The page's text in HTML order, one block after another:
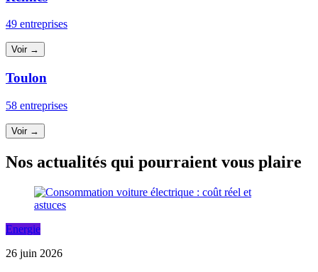
49 entreprises
Voir →
Toulon
58 entreprises
Voir →
Nos actualités qui pourraient vous plaire
Energie
26 juin 2026